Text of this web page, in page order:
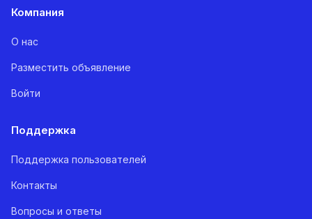
Компания
О нас
Разместить объявление
Войти
Поддержка
Поддержка пользователей
Контакты
Вопросы и ответы